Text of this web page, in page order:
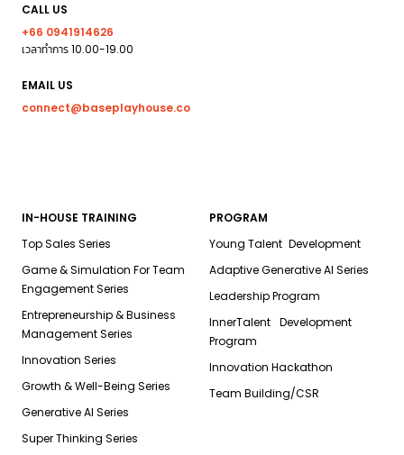
CALL US
+66 0941914626
เวลาทำการ 10.00-19.00
EMAIL US
connect@baseplayhouse.co
IN-HOUSE TRAINING
Top Sales Series
Game & Simulation For Team
Engagement Series
Entrepreneurship & Business
Management Series
Innovation Series
Growth & Well-Being Series
Generative AI Series
Super Thinking Series
PROGRAM
Young Talent Development
Adaptive Generative AI Series
Leadership Program
InnerTalent Development
Program
Innovation Hackathon
Team Building/CSR